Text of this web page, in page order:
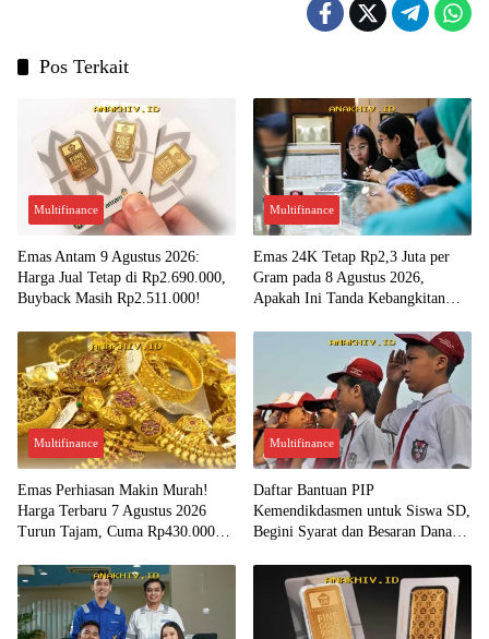
Pos Terkait
Multifinance
Emas Antam 9 Agustus 2026:
Harga Jual Tetap di Rp2.690.000,
Buyback Masih Rp2.511.000!
Multifinance
Emas 24K Tetap Rp2,3 Juta per
Gram pada 8 Agustus 2026,
Apakah Ini Tanda Kebangkitan
Multifinance
Emas Perhiasan Makin Murah!
Harga Terbaru 7 Agustus 2026
Turun Tajam, Cuma Rp430.000
Multifinance
Daftar Bantuan PIP
Kemendikdasmen untuk Siswa SD,
Begini Syarat dan Besaran Dana